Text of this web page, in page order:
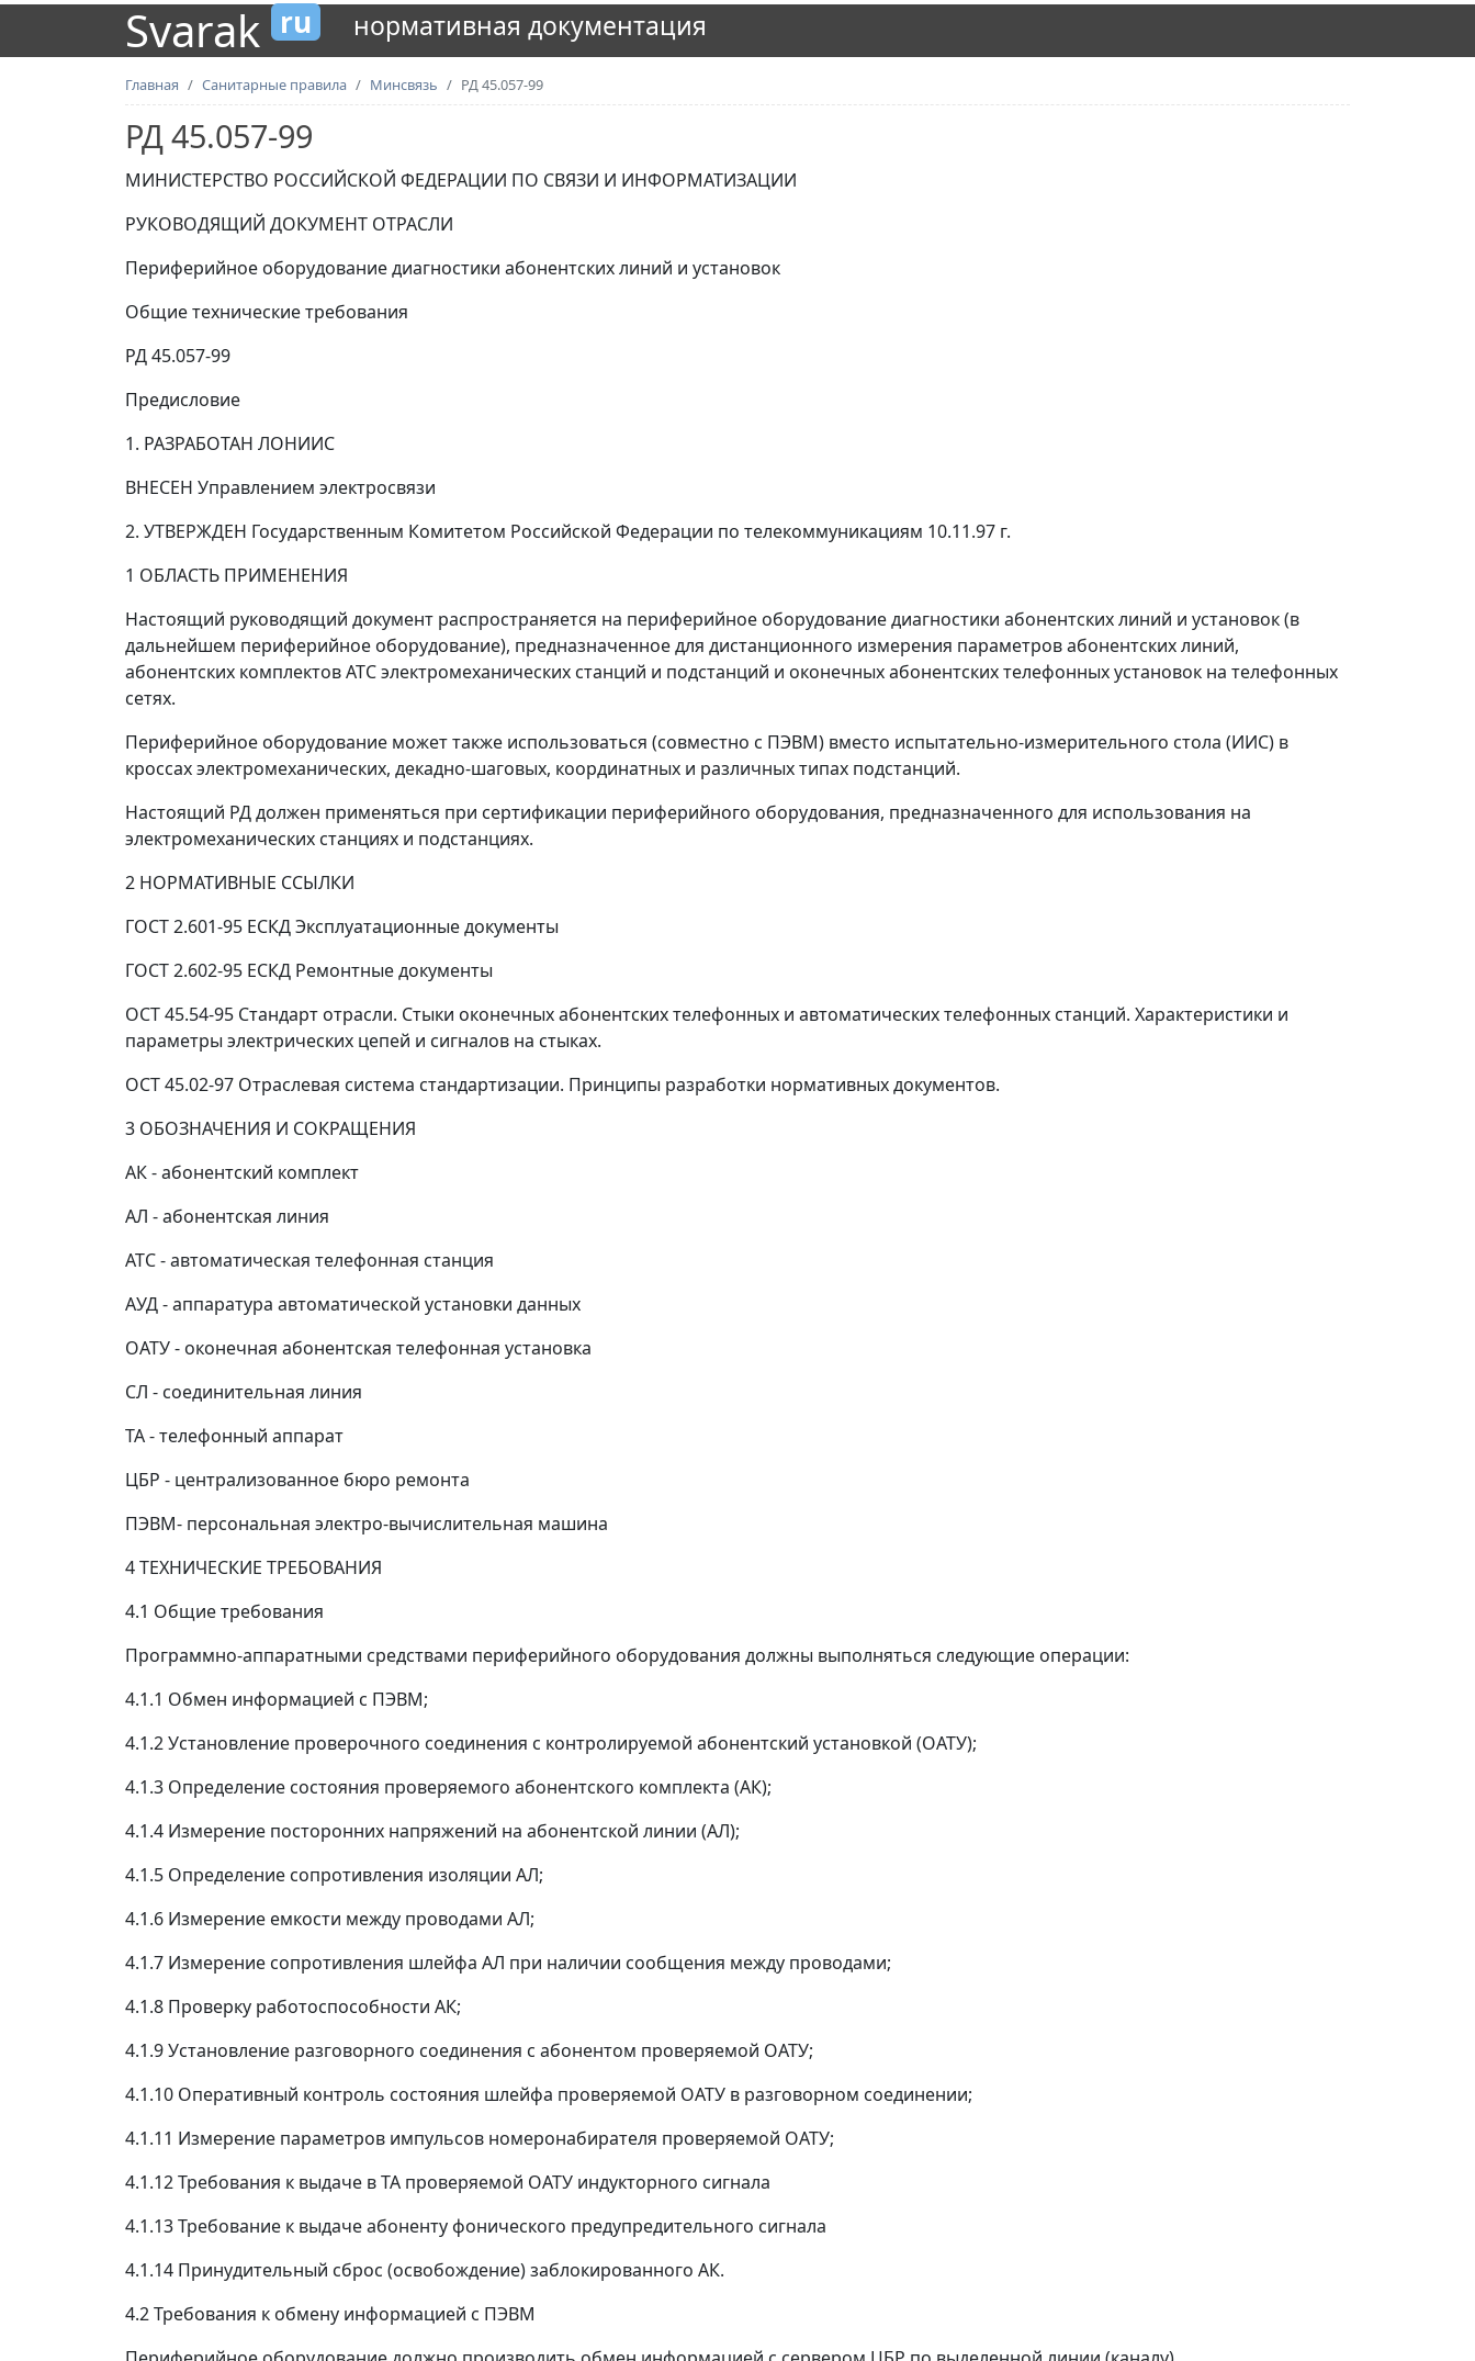
Svarak ru нормативная документация
Главная Санитарные правила Минсвязь РД 45.057-99
РД 45.057-99
МИНИСТЕРСТВО РОССИЙСКОЙ ФЕДЕРАЦИИ ПО СВЯЗИ И ИНФОРМАТИЗАЦИИ
РУКОВОДЯЩИЙ ДОКУМЕНТ ОТРАСЛИ
Периферийное оборудование диагностики абонентских линий и установок
Общие технические требования
РД 45.057-99
Предисловие
1. РАЗРАБОТАН ЛОНИИС
ВНЕСЕН Управлением электросвязи
2. УТВЕРЖДЕН Государственным Комитетом Российской Федерации по телекоммуникациям 10.11.97 г.
1 ОБЛАСТЬ ПРИМЕНЕНИЯ
Настоящий руководящий документ распространяется на периферийное оборудование диагностики абонентских линий и установок (в
дальнейшем периферийное оборудование), предназначенное для дистанционного измерения параметров абонентских линий,
абонентских комплектов АТС электромеханических станций и подстанций и оконечных абонентских телефонных установок на телефонных
сетях.
Периферийное оборудование может также использоваться (совместно с ПЭВМ) вместо испытательно-измерительного стола (ИИС) в
кроссах электромеханических, декадно-шаговых, координатных и различных типах подстанций.
Настоящий РД должен применяться при сертификации периферийного оборудования, предназначенного для использования на
электромеханических станциях и подстанциях.
2 НОРМАТИВНЫЕ ССЫЛКИ
ГОСТ 2.601-95 ЕСКД Эксплуатационные документы
ГОСТ 2.602-95 ЕСКД Ремонтные документы
ОСТ 45.54-95 Стандарт отрасли. Стыки оконечных абонентских телефонных и автоматических телефонных станций. Характеристики и
параметры электрических цепей и сигналов на стыках.
ОСТ 45.02-97 Отраслевая система стандартизации. Принципы разработки нормативных документов.
3 ОБОЗНАЧЕНИЯ И СОКРАЩЕНИЯ
АК - абонентский комплект
АЛ - абонентская линия
АТС - автоматическая телефонная станция
АУД - аппаратура автоматической установки данных
ОАТУ - оконечная абонентская телефонная установка
СЛ - соединительная линия
ТА - телефонный аппарат
ЦБР - централизованное бюро ремонта
ПЭВМ- персональная электро-вычислительная машина
4 ТЕХНИЧЕСКИЕ ТРЕБОВАНИЯ
4.1 Общие требования
Программно-аппаратными средствами периферийного оборудования должны выполняться следующие операции:
4.1.1 Обмен информацией с ПЭВМ;
4.1.2 Установление проверочного соединения с контролируемой абонентский установкой (ОАТУ);
4.1.3 Определение состояния проверяемого абонентского комплекта (АК);
4.1.4 Измерение посторонних напряжений на абонентской линии (АЛ);
4.1.5 Определение сопротивления изоляции АЛ;
4.1.6 Измерение емкости между проводами АЛ;
4.1.7 Измерение сопротивления шлейфа АЛ при наличии сообщения между проводами;
4.1.8 Проверку работоспособности АК;
4.1.9 Установление разговорного соединения с абонентом проверяемой ОАТУ;
4.1.10 Оперативный контроль состояния шлейфа проверяемой ОАТУ в разговорном соединении;
4.1.11 Измерение параметров импульсов номеронабирателя проверяемой ОАТУ;
4.1.12 Требования к выдаче в ТА проверяемой ОАТУ индукторного сигнала
4.1.13 Требование к выдаче абоненту фонического предупредительного сигнала
4.1.14 Принудительный сброс (освобождение) заблокированного АК.
4.2 Требования к обмену информацией с ПЭВМ